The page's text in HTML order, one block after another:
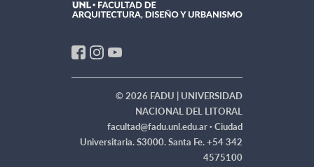
© 2026 FADU | UNIVERSIDAD
NACIONAL DEL LITORAL
facultad@fadu.unl.edu.ar ·Ciudad
Universitaria. S3000. Santa Fe. +54 342
4575100